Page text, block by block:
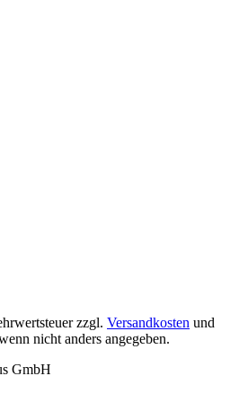
zzgl. Versandkosten und
nicht anders angegeben.
GmbH